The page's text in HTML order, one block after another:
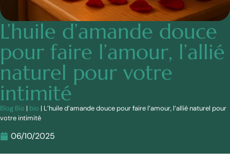
L’huile d’amande douce
pour faire l’amour, l’allié
naturel pour votre
intimité
Blog Bio | bio | L’huile d’amande douce pour faire l’amour, l’allié naturel pour
votre intimité
06/10/2025